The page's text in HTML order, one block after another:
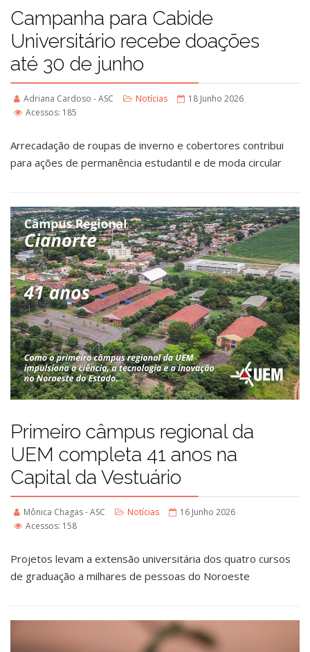
Campanha para Cabide
Universitário recebe doações
até 30 de junho
Adriana Cardoso - ASC Notícias
18 Junho 2026
Acessos: 185
Arrecadação de roupas de inverno e cobertores contribui
para ações de permanência estudantil e de moda circular
Primeiro câmpus regional da
UEM completa 41 anos na
Capital da Vestuário
Mônica Chagas - ASC Notícias
16 Junho 2026
Acessos: 158
Projetos levam a extensão universitária dos quatro cursos
de graduação a milhares de pessoas do Noroeste